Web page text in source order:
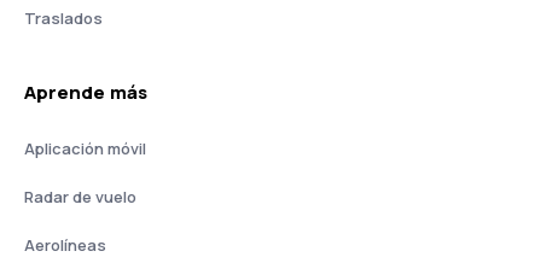
Traslados
Aprende más
Aplicación móvil
Radar de vuelo
Aerolíneas